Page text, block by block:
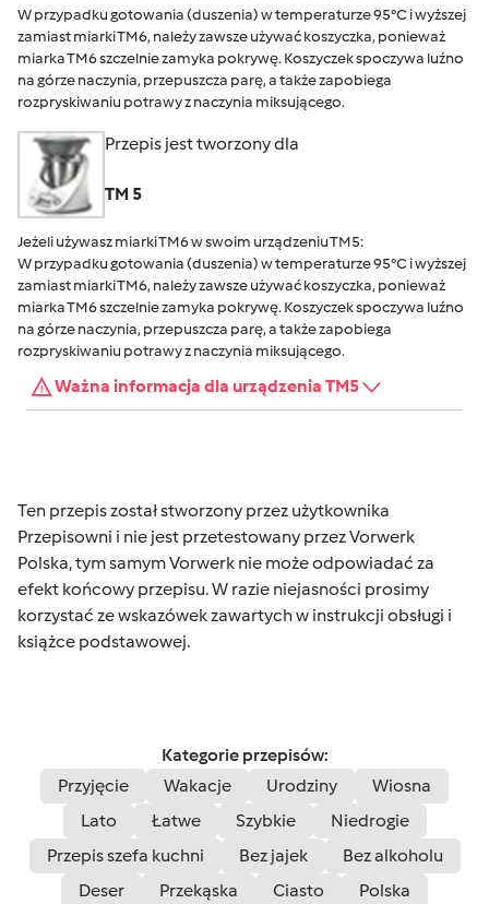
W przypadku gotowania (duszenia) w temperaturze 95°C i wyższej
zamiast miarki TM6, należy zawsze używać koszyczka, ponieważ
miarka TM6 szczelnie zamyka pokrywę. Koszyczek spoczywa luźno
na górze naczynia, przepuszcza parę, a także zapobiega
rozpryskiwaniu potrawy z naczynia miksującego.
Przepis jest tworzony dla
TM 5
Jeżeli używasz miarki TM6 w swoim urządzeniu TM5:
W przypadku gotowania (duszenia) w temperaturze 95°C i wyższej
zamiast miarki TM6, należy zawsze używać koszyczka, ponieważ
miarka TM6 szczelnie zamyka pokrywę. Koszyczek spoczywa luźno
na górze naczynia, przepuszcza parę, a także zapobiega
rozpryskiwaniu potrawy z naczynia miksującego.
Ważna informacja dla urządzenia TM5
Ten przepis został stworzony przez użytkownika
Przepisowni i nie jest przetestowany przez Vorwerk
Polska, tym samym Vorwerk nie może odpowiadać za
efekt końcowy przepisu. W razie niejasności prosimy
korzystać ze wskazówek zawartych w instrukcji obsługi i
książce podstawowej.
Kategorie przepisów:
Przyjęcie
Wakacje Urodziny
Wiosna
Lato
Łatwe Szybkie
Niedrogie
Przepis szefa kuchni
Bez jajek
Bez alkoholu
Deser
Przekąska Ciasto Polska